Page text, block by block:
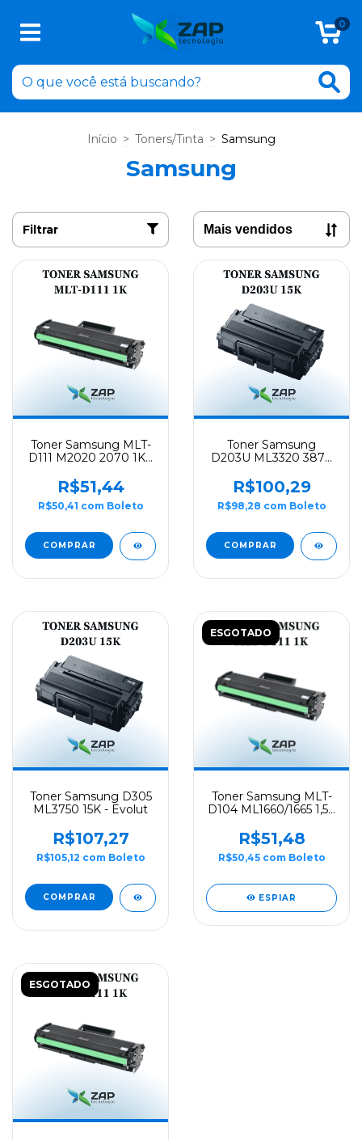
0
Início > Toners/Tinta > Samsung
Samsung
Filtrar
Toner Samsung MLT-
D111 M2020 2070 1K -
R$51,44
R$50,41 com Boleto
Toner Samsung
D203U ML3320 3870
R$100,29
R$98,28 com Boleto
Toner Samsung D305
ML3750 15K - Evolut
R$107,27
R$105,12 com Boleto
ESGOTADO
Toner Samsung MLT-
D104 ML1660/1665 1,5K
R$51,48
R$50,45 com Boleto
ESPIAR
ESGOTADO